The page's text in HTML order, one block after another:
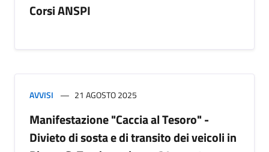
Corsi ANSPI
AVVISI 21 AGOSTO 2025
Manifestazione "Caccia al Tesoro" -
Divieto di sosta e di transito dei veicoli in